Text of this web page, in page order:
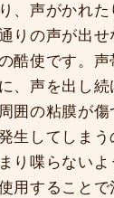
、声がかれ
りの声が出
酷使です。
、声を出し
囲の粘膜が
生してしま
り喋らない
用すること